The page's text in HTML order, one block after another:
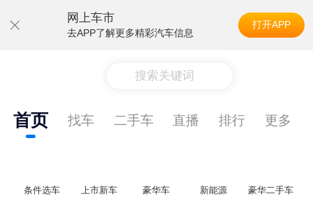
网上车市
去APP了解更多精彩汽车信息
打开APP
搜索关键词
首页 找车 二手车 直播 排行 更多
条件选车 上市新车 豪华车 新能源 豪华二手车